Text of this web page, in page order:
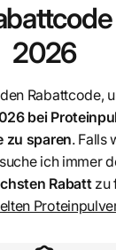
2026
Rabattcode,
bei
zu sparen. Falls
ich immer
Rabattzu